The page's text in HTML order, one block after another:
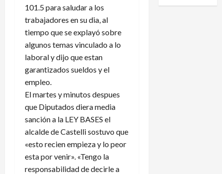
101.5 para saludar a los
trabajadores en su dia, al
tiempo que se explayó sobre
algunos temas vinculado a lo
laboral y dijo que estan
garantizados sueldos y el
empleo.
El martes y minutos despues
que Diputados diera media
sanción a la LEY BASES el
alcalde de Castelli sostuvo que
«esto recien empieza y lo peor
esta por venir». «Tengo la
responsabilidad de decirle a